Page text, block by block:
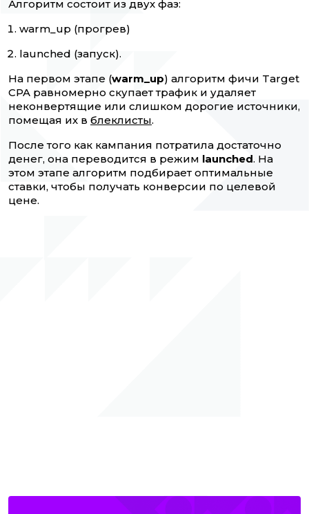
Алгоритм состоит из двух фаз:
warm_up (прогрев)
launched (запуск).
На первом этапе (warm_up) алгоритм фичи Target
CPA равномерно скупает трафик и удаляет
неконвертящие или слишком дорогие источники,
помещая их в блеклисты.
После того как кампания потратила достаточно
денег, она переводится в режим launched. На
этом этапе алгоритм подбирает оптимальные
ставки, чтобы получать конверсии по целевой
цене.